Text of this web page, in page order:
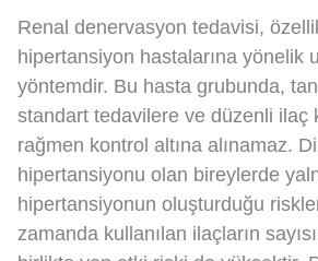
Renal denervasyon tedavisi,
hipertansiyon hastalarına yönelik
yöntemdir. Bu hasta grubunda,
standart tedavilere ve düzenli ilaç
rağmen kontrol altına alınamaz.
hipertansiyonu olan bireylerde
hipertansiyonun oluşturduğu
zamanda kullanılan ilaçların